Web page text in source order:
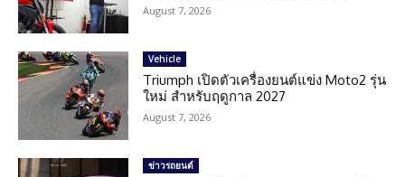
August 7, 2026
Vehicle
Triumph เปิดตัวเครื่องยนต์แข่ง Moto2 รุ่น
ใหม่ สำหรับฤดูกาล 2027
August 7, 2026
ข่าวรถยนต์